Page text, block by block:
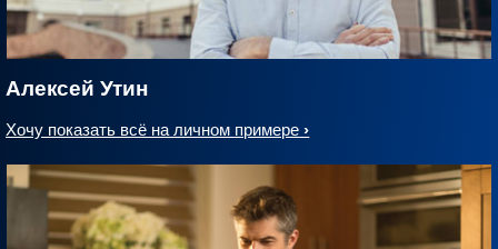
Алексей Утин
Хочу показать всё на личном примере